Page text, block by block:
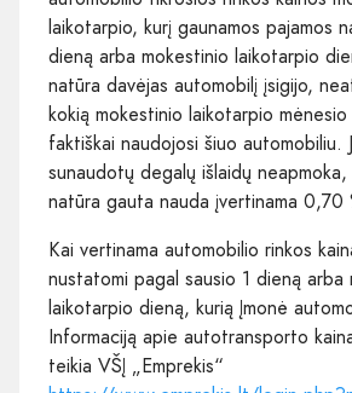
laikotarpio, kurį gaunamos pajamos
dieną arba mokestinio laikotarpio
natūra davėjas automobilį įsigijo,
kokią mokestinio laikotarpio
faktiškai naudojosi šiuo automobiliu.
sunaudotų degalų išlaidų
natūra gauta nauda įvertinama 0,70
Kai vertinama automobilio rinkos
nustatomi pagal sausio 1 dieną arba
laikotarpio dieną, kurią Įmonė
Informaciją apie autotransporto
teikia VŠĮ „Emprekis“